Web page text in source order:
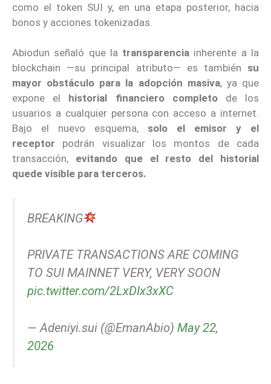
como el token SUI y, en una etapa posterior, hacia
bonos y acciones tokenizadas.
Abiodun señaló que la transparencia inherente a la
blockchain —su principal atributo— es también su
mayor obstáculo para la adopción masiva, ya que
expone el historial financiero completode los
usuarios a cualquier persona con acceso a internet.
Bajo el nuevo esquema, solo el emisor y el
receptor podrán visualizar los montos de cada
transacción, evitando que el resto del historial
quede visible para terceros.
BREAKING
PRIVATE TRANSACTIONS ARE COMING
TO SUI MAINNET VERY, VERY SOON
pic.twitter.com/2LxDIx3xXC
— Adeniyi.sui (@EmanAbio) May 22,
2026